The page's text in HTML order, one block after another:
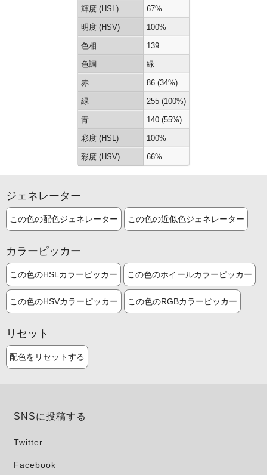
輝度 (HSL) 67%
明度 (HSV) 100%
色相 139
色調 緑
赤 86 (34%)
緑 255 (100%)
青 140 (55%)
彩度 (HSL) 100%
彩度 (HSV) 66%
ジェネレーター
この色の配色ジェネレーター この色の近似色ジェネレーター
カラーピッカー
この色のHSLカラーピッカー この色のホイールカラーピッカー
この色のHSVカラーピッカー この色のRGBカラーピッカー
リセット
配色をリセットする
SNSに投稿する
Twitter
Facebook